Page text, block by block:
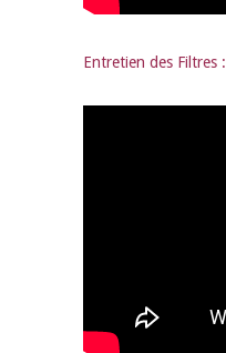
Entretien des Filtres :